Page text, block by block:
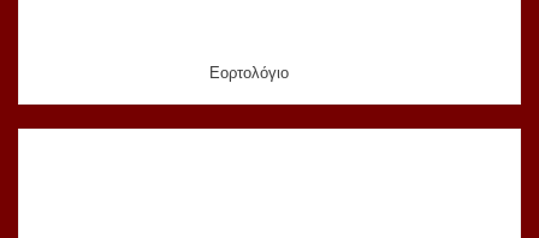
Εορτολόγιο